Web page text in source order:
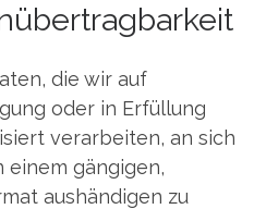
die wir auf
oder in Erfüllung
verarbeiten, an sich
gängigen,
aushändigen zu